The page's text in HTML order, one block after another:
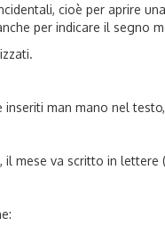
cioè per aprire
per indicare il segno
man mano nel
mese va scritto in lettere